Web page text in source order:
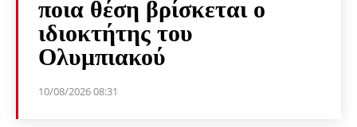
ποια θέση βρίσκεται ο
ιδιοκτήτης του
Ολυμπιακού
10/08/2026 08:31